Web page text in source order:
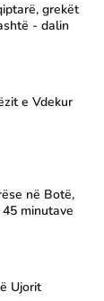
grekët
- dalin
e Vdekur
në Botë,
minutave
Ujorit